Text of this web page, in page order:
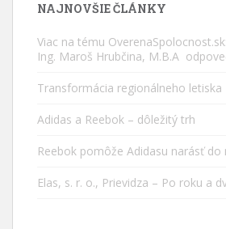
NAJNOVŠIE ČLÁNKY
Viac na tému
Ing. Maroš Hrubčina, M.B.A
Transformácia regionálneho letiska
Adidas a Reebok – dôležitý trh
Reebok pomôže Adidasu narásť
Elas, s. r. o., Prievidza – Po roku a